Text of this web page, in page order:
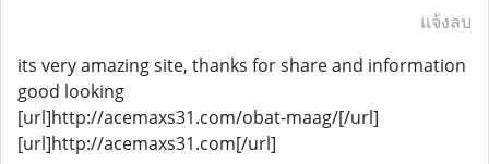
แจ้งลบ
its very amazing site, thanks for share and information
good looking
[url]http://acemaxs31.com/obat-maag/[/url]
[url]http://acemaxs31.com[/url]